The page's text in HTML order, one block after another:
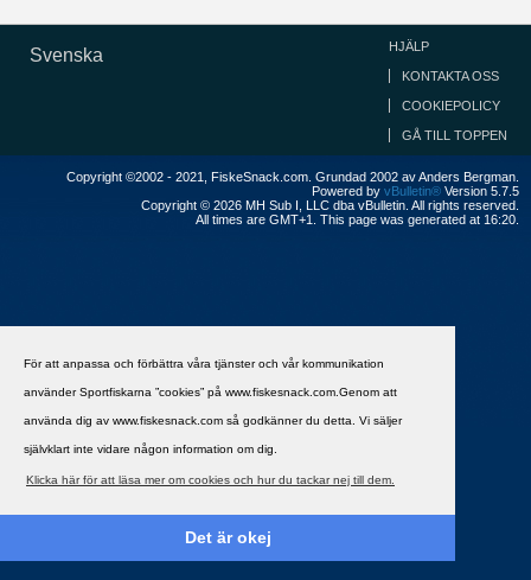
För att anpassa och förbättra våra tjänster och vår kommunikation
använder Sportfiskarna ”cookies” på www.fiskesnack.com.Genom att
använda dig av www.fiskesnack.com så godkänner du detta. Vi säljer
självklart inte vidare någon information om dig.
Klicka här för att läsa mer om cookies och hur du tackar nej till dem.
Det är okej
Svenska HJÄLP
KONTAKTA OSS
COOKIEPOLICY
GÅ TILL TOPPEN
Copyright ©2002 - 2021, FiskeSnack.com. Grundad 2002 av Anders Bergman.
Powered by vBulletin® Version 5.7.5
Copyright © 2026 MH Sub I, LLC dba vBulletin. All rights reserved.
All times are GMT+1. This page was generated at 16:20.